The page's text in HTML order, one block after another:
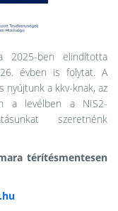
2025-ben elindította
évben is folytat. A
nyújtunk a kkv-knak, az
a levélben a NIS2-
szeretnénk
térítésmentesen